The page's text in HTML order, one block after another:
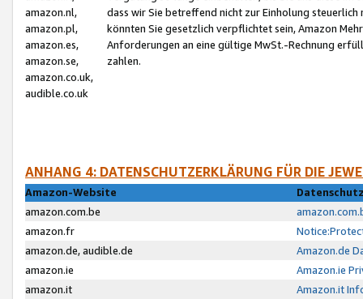
amazon.nl,
amazon.pl,
amazon.es,
amazon.se,
amazon.co.uk,
audible.co.uk
dass wir Sie betreffend nicht zur Einholung
könnten Sie gesetzlich verpflichtet sein, Amazon
Anforderungen an eine gültige MwSt.-Rechnung
zahlen.
ANHANG 4: DATENSCHUTZERKLÄRUNG FÜR DIE
Amazon-Website
amazon.com.be
amazon.fr
amazon.de, audible.de
Amazon.de
amazon.ie
Amazon.ie
amazon.it
Amazon.it